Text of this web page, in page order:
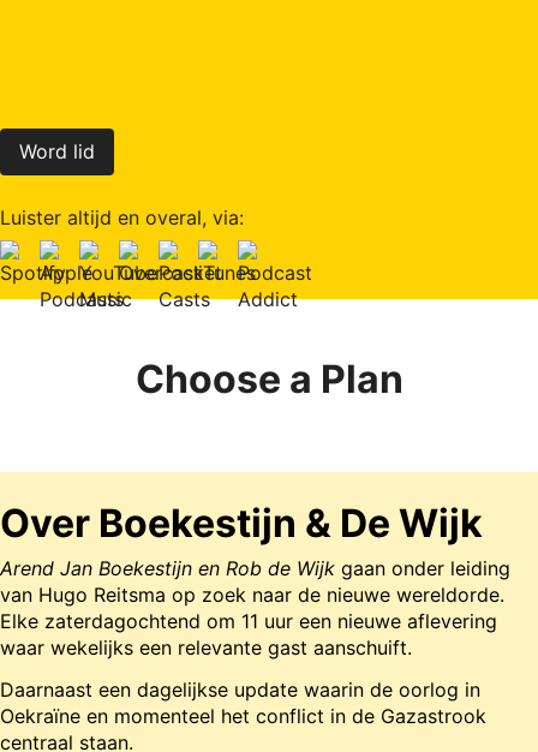
Word lid
Luister altijd en overal, via:
Choose a Plan
Over Boekestijn & De Wijk
Arend Jan Boekestijn en Rob de Wijk gaan onder leiding
van Hugo Reitsma op zoek naar de nieuwe wereldorde.
Elke zaterdagochtend om 11 uur een nieuwe aflevering
waar wekelijks een relevante gast aanschuift.
Daarnaast een dagelijkse update waarin de oorlog in
Oekraïne en momenteel het conflict in de Gazastrook
centraal staan.